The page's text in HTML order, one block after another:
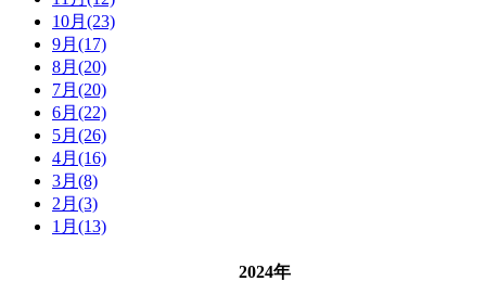
10月(23)
9月(17)
8月(20)
7月(20)
6月(22)
5月(26)
4月(16)
3月(8)
2月(3)
1月(13)
2024年